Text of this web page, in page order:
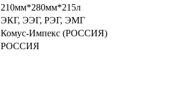
210мм*280мм*215л
ЭКГ, ЭЭГ, РЭГ, ЭМГ
Комус-Импекс (РОССИЯ)
РОССИЯ